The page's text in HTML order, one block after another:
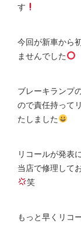
す
今回が新車から
ませんでした
ブレーキランプ
ので責任持って
たしました
リコールが発表
当店で修理して
笑
もっと早くリコ